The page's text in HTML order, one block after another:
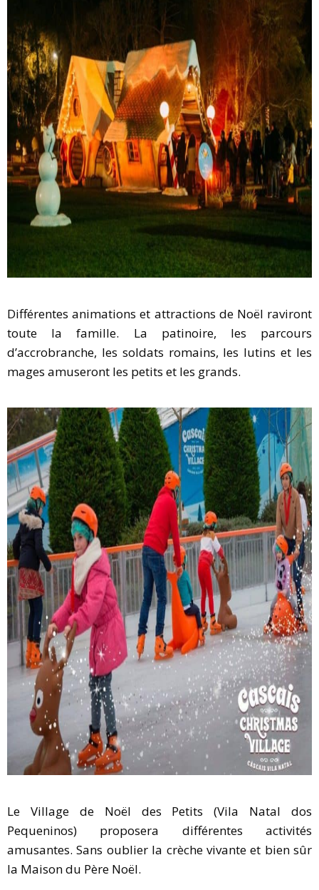
Différentes animations et attractions de Noël raviront
toute la famille. La patinoire, les parcours
d’accrobranche, les soldats romains, les lutins et les
mages amuseront les petits et les grands.
Le Village de Noël des Petits (Vila Natal dos
Pequeninos) proposera différentes activités
amusantes. Sans oublier la crèche vivante et bien sûr
la Maison du Père Noël.